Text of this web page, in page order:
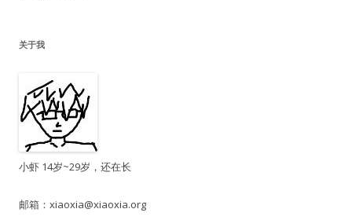
关于我
小虾 14岁~29岁，还在长
邮箱： xiaoxia@xiaoxia.org